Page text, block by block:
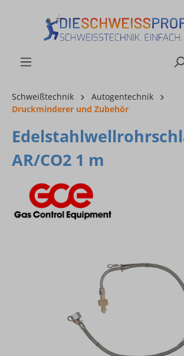
Schweißtechnik
Autogentechnik
Druckminderer und Zubehör
AR/CO2 1 m